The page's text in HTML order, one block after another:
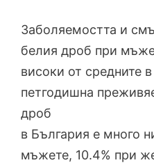
Заболяемостта и
белия дроб при
високи от средните
петгодишна
дроб
в България е много
мъжете, 10.4% при